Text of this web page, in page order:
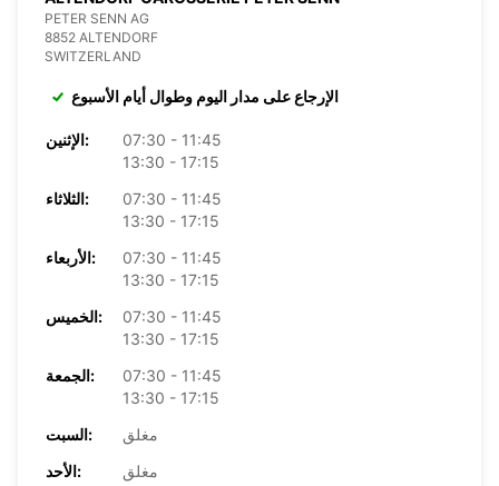
PETER SENN AG
8852 ALTENDORF
SWITZERLAND
الإرجاع على مدار اليوم وطوال أيام الأسبوع
الإثنين:
07:30 - 11:45
13:30 - 17:15
الثلاثاء:
07:30 - 11:45
13:30 - 17:15
الأربعاء:
07:30 - 11:45
13:30 - 17:15
الخميس:
07:30 - 11:45
13:30 - 17:15
الجمعة:
07:30 - 11:45
13:30 - 17:15
السبت:
مغلق
الأحد:
مغلق